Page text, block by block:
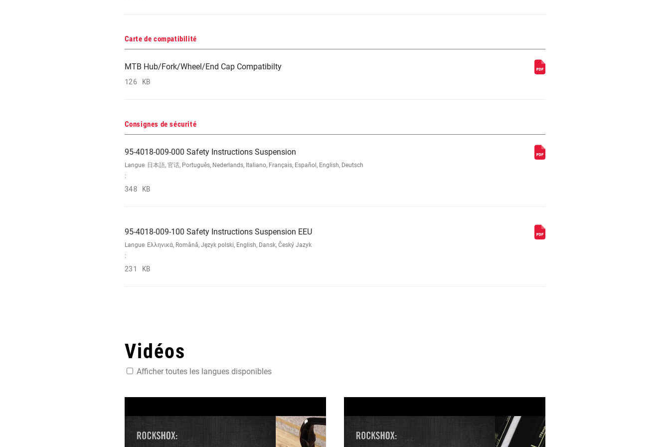
Carte de compatibilité
MTB Hub/Fork/Wheel/End Cap Compatibilty
126 KB
Consignes de sécurité
95-4018-009-000 Safety Instructions Suspension
Langue
:
日本語, 官话, Português, Nederlands, Italiano, Français, Español, English, Deutsch
348 KB
95-4018-009-100 Safety Instructions Suspension EEU
Langue
:
Ελληνικά, Română, Język polski, English, Dansk, Český Jazyk
231 KB
Vidéos
Afficher toutes les langues disponibles